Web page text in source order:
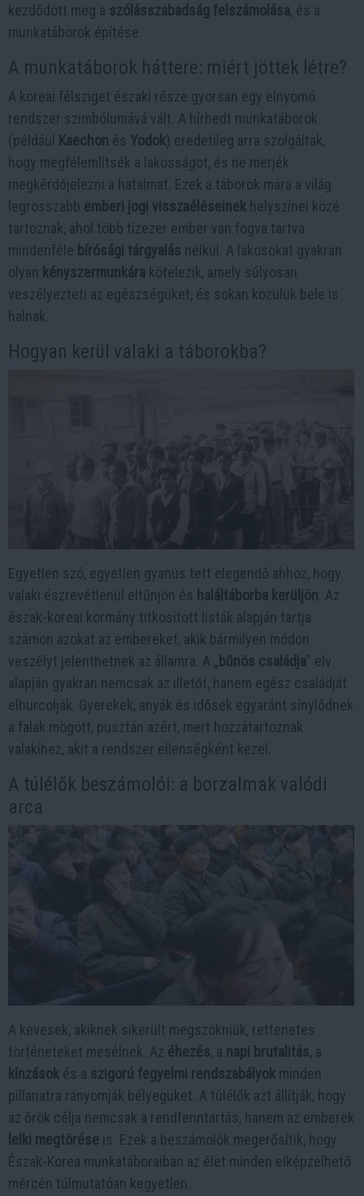
kezdődött meg a szólásszabadság felszámolása, és a
munkatáborok építése.
A munkatáborok háttere: miért jöttek létre?
A koreai félsziget északi része gyorsan egy elnyomó
rendszer szimbólumává vált. A hírhedt munkatáborok
(például Kaechon és Yodok) eredetileg arra szolgáltak,
hogy megfélemlítsék a lakosságot, és ne merjék
megkérdőjelezni a hatalmat. Ezek a táborok mára a világ
legrosszabb emberi jogi visszaéléseinek helyszínei közé
tartoznak, ahol több tízezer ember van fogva tartva
mindenféle bírósági tárgyalás nélkül. A lakosokat gyakran
olyan kényszermunkára kötelezik, amely súlyosan
veszélyezteti az egészségüket, és sokan közülük bele is
halnak.
Hogyan kerül valaki a táborokba?
Egyetlen szó, egyetlen gyanús tett elegendő ahhoz, hogy
valaki észrevétlenül eltűnjön és haláltáborba kerüljön . Az
észak-koreai kormány titkosított listák alapján tartja
számon azokat az embereket, akik bármilyen módon
veszélyt jelenthetnek az államra. A „ bűnös családja” elv
alapján gyakran nemcsak az illetőt, hanem egész családját
elhurcolják. Gyerekek, anyák és idősek egyaránt sínylődnek
a falak mögött, pusztán azért, mert hozzátartoznak
valakihez, akit a rendszer ellenségként kezel.
A túlélők beszámolói: a borzalmak valódi
arca
A kevesek, akiknek sikerült megszökniük, rettenetes
történeteket mesélnek. Az éhezés, a napi brutalitás, a
kínzások és a szigorú fegyelmi rendszabályok minden
pillanatra rányomják bélyegüket. A túlélők azt állítják, hogy
az őrök célja nemcsak a rendfenntartás, hanem az emberek
lelki megtörése is. Ezek a beszámolók megerősítik, hogy
Észak-Korea munkatáboraiban az élet minden elképzelhető
mércén túlmutatóan kegyetlen.